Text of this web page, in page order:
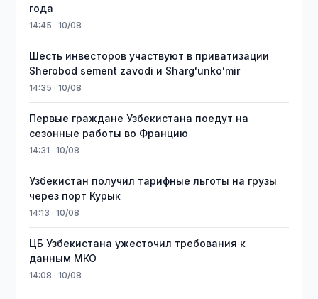
года
14:45 · 10/08
Шесть инвесторов участвуют в приватизации
Sherobod sement zavodi и Shargʻunkoʻmir
14:35 · 10/08
Первые граждане Узбекистана поедут на
сезонные работы во Францию
14:31 · 10/08
Узбекистан получил тарифные льготы на грузы
через порт Курык
14:13 · 10/08
ЦБ Узбекистана ужесточил требования к
данным МКО
14:08 · 10/08